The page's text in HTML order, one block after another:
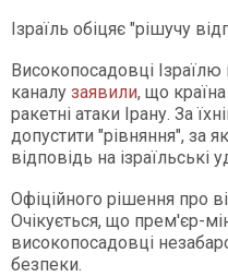
Ізраїль обіцяє "рішучу
Високопосадовці Ізраїлю
каналу заявили, що
ракетні атаки Ірану. За
допустити "рівняння", за
відповідь на ізраїльські
Офіційного рішення про
Очікується, що прем'єр-
високопосадовці
безпеки.